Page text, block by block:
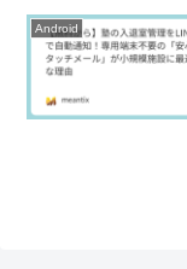
Android